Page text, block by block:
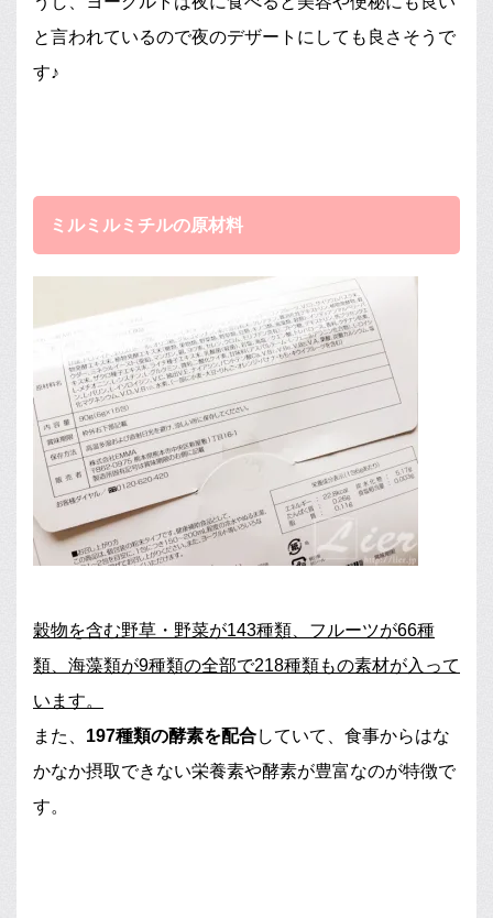
と言われているので夜のデザートにしても良さそうで
す♪
ミルミルミチルの原材料
穀物を含む野草・野菜が143種類、フルーツが66種
類、海藻類が9種類の全部で218種類もの素材が入って
います。
また、 197種類の酵素を配合していて、食事からはな
かなか摂取できない栄養素や酵素が豊富なのが特徴で
す。